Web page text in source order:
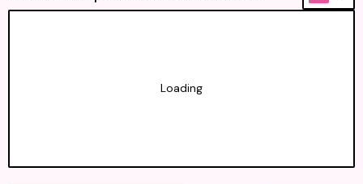
Loading